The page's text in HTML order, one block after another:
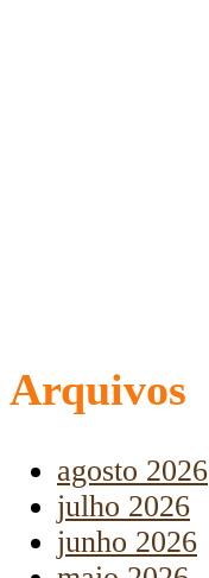
Arquivos
agosto 2026
julho 2026
junho 2026